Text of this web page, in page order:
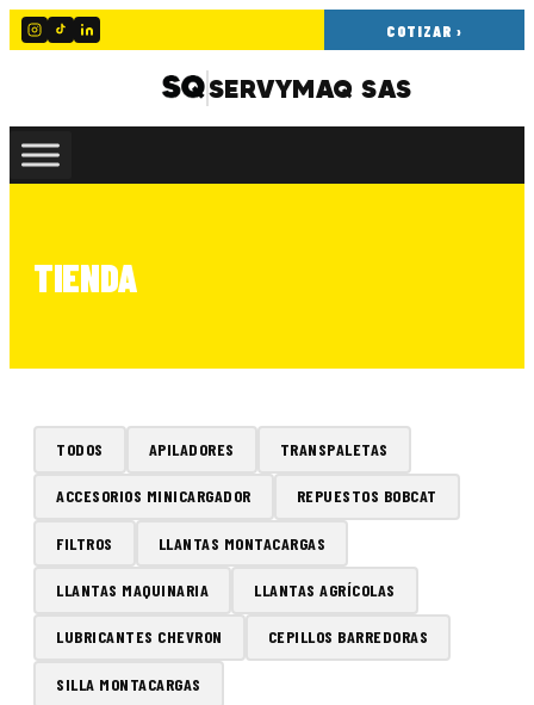
SERVYMAQ SAS
COTIZAR ›
TIENDA
TODOS APILADORES TRANSPALETAS
ACCESORIOS MINICARGADOR REPUESTOS BOBCAT
FILTROS LLANTAS MONTACARGAS
LLANTAS MAQUINARIA LLANTAS AGRÍCOLAS
LUBRICANTES CHEVRON CEPILLOS BARREDORAS
SILLA MONTACARGAS